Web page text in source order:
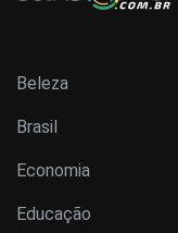
Beleza
Brasil
Economia
Educação